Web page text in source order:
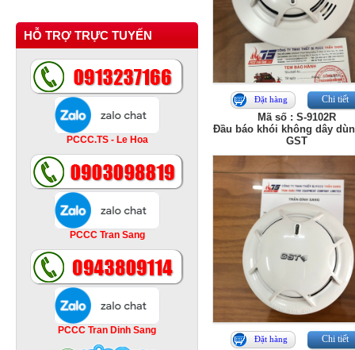
HỖ TRỢ TRỰC TUYẾN
PCCC.TS - Le Hoa
PCCC Tran Sang
PCCC Tran Dinh Sang
Đặt hàng Chi tiết
Mã số : S-9102R
Đầu báo khói không dây
GST
Đặt hàng Chi tiết